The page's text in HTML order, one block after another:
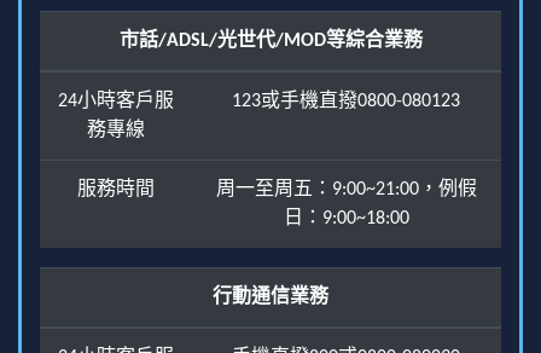
市話/ADSL/光世代/MOD等綜合業務
24小時客戶服
務專線
123或手機直撥0800-080123
服務時間
周一至周五：9:00~21:00，例假
日：9:00~18:00
行動通信業務